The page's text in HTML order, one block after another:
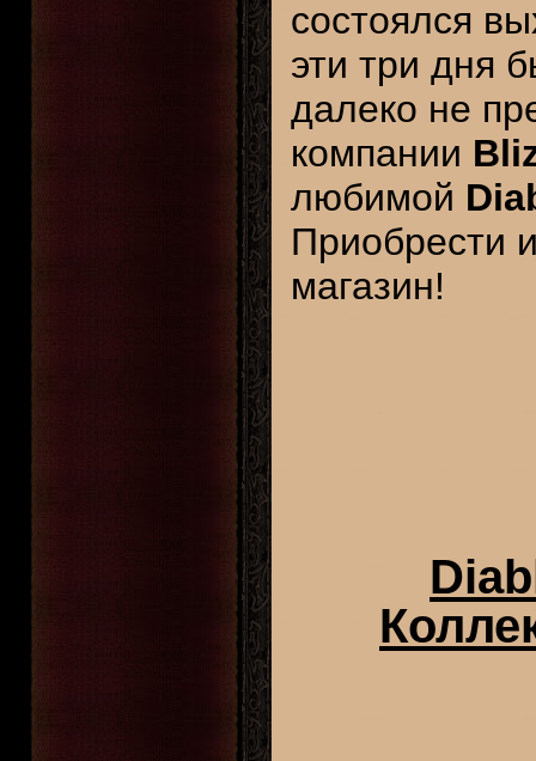
состоялся
эти три дня
далеко не
компании
любимой
Приобрести
магазин!